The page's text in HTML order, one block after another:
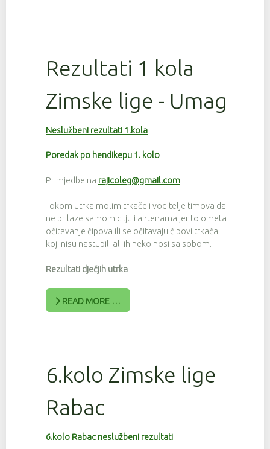
Rezultati 1 kola
Zimske lige - Umag
Neslužbeni rezultati 1.kola
Poredak po hendikepu 1. kolo
Primjedbe na rajicoleg@gmail.com
Tokom utrka molim trkače i voditelje timova da
ne prilaze samom cilju i antenama jer to ometa
očitavanje čipova ili se očitavaju čipovi trkača
koji nisu nastupili ali ih neko nosi sa sobom.
Rezultati dječjih utrka
READ MORE …
6.kolo Zimske lige
Rabac
6.kolo Rabac neslužbeni rezultati